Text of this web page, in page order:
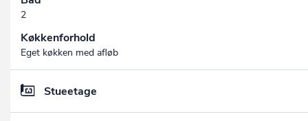
2
Køkkenforhold
Eget køkken med afløb
Stueetage